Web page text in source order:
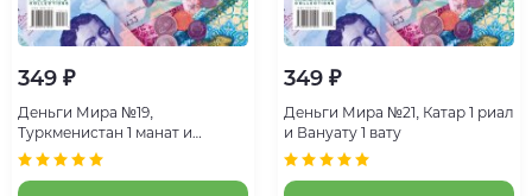
349 ₽
Деньги Мира №19,
Туркменистан 1 манат и
Гибралтар 1 пенни
349 ₽
Деньги Мира №21, Катар 1 риал
и Вануату 1 вату